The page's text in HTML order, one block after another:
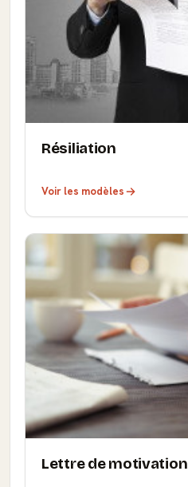
Résiliation
Voir les modèles
Lettre de motivation